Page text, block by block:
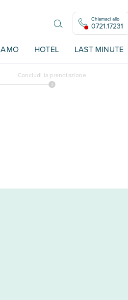
Chiamaci allo
0721.17231
HOTEL LAST MINUTE
Concludi la prenotazione